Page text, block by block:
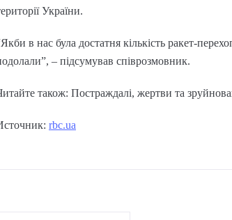
України.
в нас була достатня кількість ракет-
– підсумував співрозмовник.
також: Постраждалі, жертви та
rbc.ua